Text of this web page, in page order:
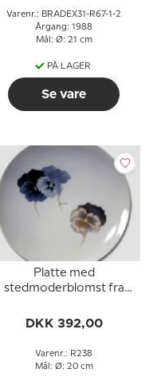
Varenr.: BRADEX31-R67-1-2
Årgang: 1988
Mål: Ø: 21 cm
PÅ LAGER
Se vare
Platte med
stedmoderblomst fra
238
DKK 392,00
Varenr.: R238
Mål: Ø: 20 cm